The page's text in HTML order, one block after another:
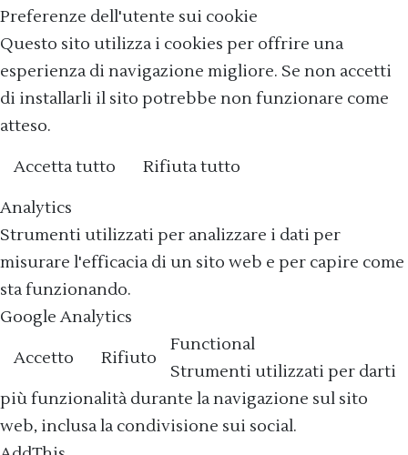
Preferenze dell'utente sui cookie
Questo sito utilizza i cookies per offrire una
esperienza di navigazione migliore. Se non accetti
di installarli il sito potrebbe non funzionare come
atteso.
Accetta tutto
Rifiuta tutto
Analytics
Strumenti utilizzati per analizzare i dati per
misurare l'efficacia di un sito web e per capire come
sta funzionando.
Google Analytics
Accetto
Rifiuto
Functional
Strumenti utilizzati per darti
più funzionalità durante la navigazione sul sito
web, inclusa la condivisione sui social.